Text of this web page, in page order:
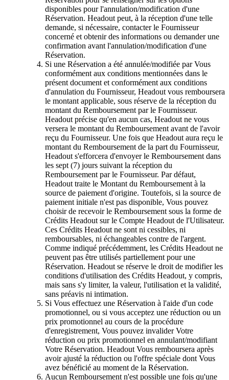
disponibles pour l'annulation/modification d'une
Réservation. Headout peut, à la réception d'une telle
demande, si nécessaire, contacter le Fournisseur
concerné et obtenir des informations ou demander une
confirmation avant l'annulation/modification d'une
Réservation.
Si une Réservation a été annulée/modifiée par Vous
conformément aux conditions mentionnées dans le
présent document et conformément aux conditions
d'annulation du Fournisseur, Headout vous remboursera
le montant applicable, sous réserve de la réception du
montant du Remboursement par le Fournisseur.
Headout précise qu'en aucun cas, Headout ne vous
versera le montant du Remboursement avant de l'avoir
reçu du Fournisseur. Une fois que Headout aura reçu le
montant du Remboursement de la part du Fournisseur,
Headout s'efforcera d'envoyer le Remboursement dans
les sept (7) jours suivant la réception du
Remboursement par le Fournisseur. Par défaut,
Headout traite le Montant du Remboursement à la
source de paiement d'origine. Toutefois, si la source de
paiement initiale n'est pas disponible, Vous pouvez
choisir de recevoir le Remboursement sous la forme de
Crédits Headout sur le Compte Headout de l'Utilisateur.
Ces Crédits Headout ne sont ni cessibles, ni
remboursables, ni échangeables contre de l'argent.
Comme indiqué précédemment, les Crédits Headout ne
peuvent pas être utilisés partiellement pour une
Réservation. Headout se réserve le droit de modifier les
conditions d'utilisation des Crédits Headout, y compris,
mais sans s'y limiter, la valeur, l'utilisation et la validité,
sans préavis ni intimation.
Si Vous effectuez une Réservation à l'aide d'un code
promotionnel, ou si vous acceptez une réduction ou un
prix promotionnel au cours de la procédure
d'enregistrement, Vous pouvez invalider Votre
réduction ou prix promotionnel en annulant/modifiant
Votre Réservation. Headout Vous remboursera après
avoir ajusté la réduction ou l'offre spéciale dont Vous
avez bénéficié au moment de la Réservation.
Aucun Remboursement n'est possible une fois qu'une